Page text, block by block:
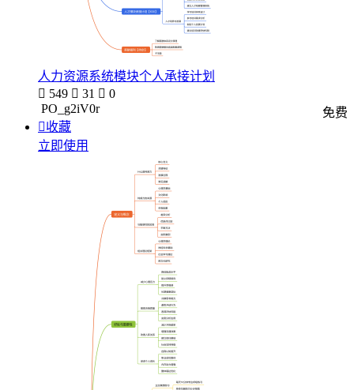
人力资源系统模块个人承接计划
 549  31  0
PO_g2iV0r
免费
收藏
立即使用